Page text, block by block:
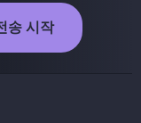
송 시작